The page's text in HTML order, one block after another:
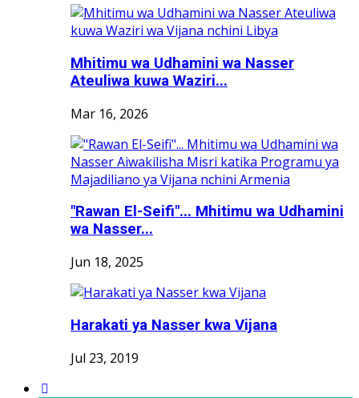
Mhitimu wa Udhamini wa Nasser
Ateuliwa kuwa Waziri...
Mar 16, 2026
"Rawan El-Seifi"... Mhitimu wa Udhamini
wa Nasser...
Jun 18, 2025
Harakati ya Nasser kwa Vijana
Jul 23, 2019